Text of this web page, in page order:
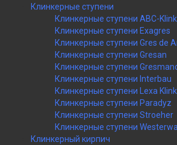
Клинкерные ступени
Клинкерные ступени ABC-
Клинкерные ступени Exagres
Клинкерные ступени Gres de
Клинкерные ступени Gresan
Клинкерные ступени
Клинкерные ступени Interbau
Клинкерные ступени Lexa
Клинкерные ступени Paradyz
Клинкерные ступени Stroeher
Клинкерные ступени
Клинкерный кирпич